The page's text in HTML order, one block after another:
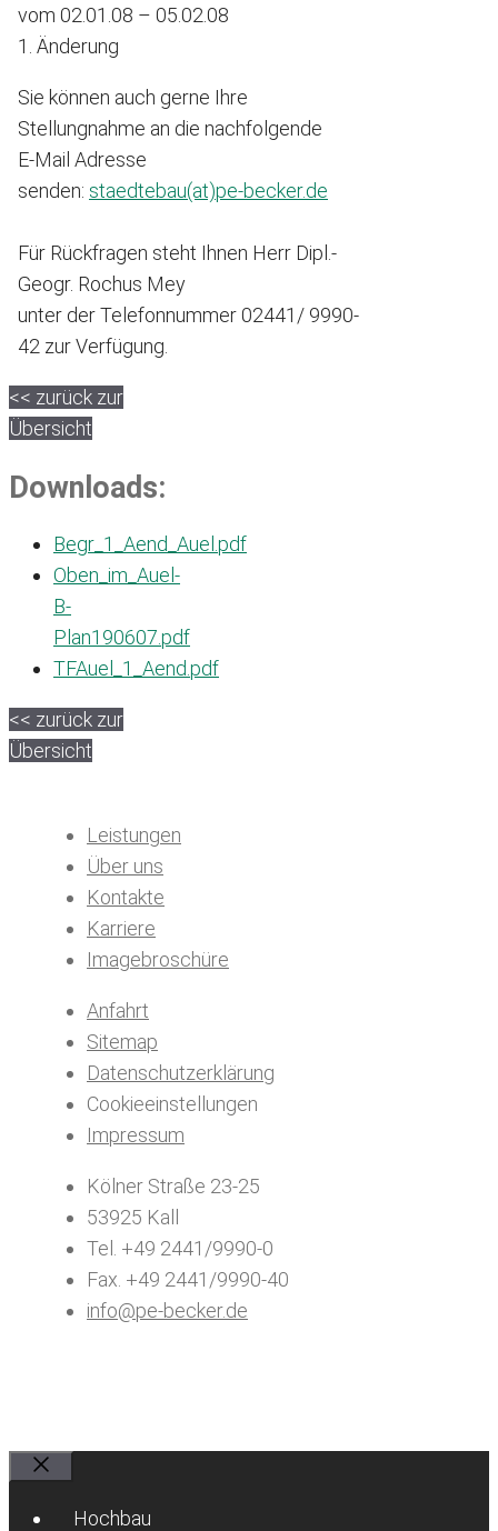
vom 02.01.08 – 05.02.08
1. Änderung
Sie können auch gerne Ihre
Stellungnahme an die nachfolgende
E-Mail Adresse
senden: staedtebau(at)pe-becker.de
Für Rückfragen steht Ihnen Herr Dipl.-
Geogr. Rochus Mey
unter der Telefonnummer 02441/ 9990-
42 zur Verfügung.
<< zurück zur
Übersicht
Downloads:
Begr_1_Aend_Auel.pdf
Oben_im_Auel-
B-
Plan190607.pdf
TFAuel_1_Aend.pdf
<< zurück zur
Übersicht
Leistungen
Über uns
Kontakte
Karriere
Imagebroschüre
Anfahrt
Sitemap
Datenschutzerklärung
Cookieeinstellungen
Impressum
Kölner Straße 23-25
53925 Kall
Tel. +49 2441/9990-0
Fax. +49 2441/9990-40
info@pe-becker.de
Hochbau